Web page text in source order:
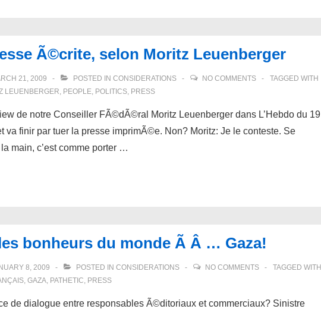
Ã©crite, selon Moritz Leuenberger
21, 2009 POSTED IN CONSIDERATIONS NO COMMENTS
TAGGED WITH
LEUENBERGER, PEOPLE, POLITICS, PRESS
de notre Conseiller FÃ©dÃ©ral Moritz Leuenberger dans L’Hebdo du 19
va finir par tuer la presse imprimÃ©e. Non? Moritz: Je le conteste. Se
main, c’est comme porter …
bonheurs du monde Ã Â … Gaza!
8, 2009 POSTED IN CONSIDERATIONS NO COMMENTS
TAGGED WITH
, GAZA, PATHETIC, PRESS
de dialogue entre responsables Ã©ditoriaux et commerciaux? Sinistre